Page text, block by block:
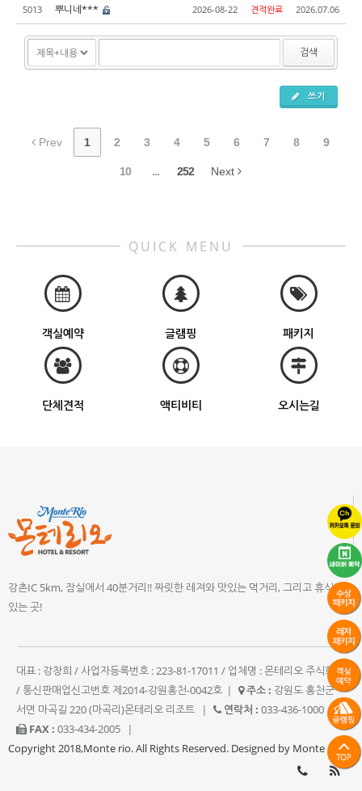
5013 뿌니네*** 2026-08-22 견적완료 2026.07.06
검색
쓰기
Prev 1 2 3 4 5 6 7 8 9
10 ... 252 Next
QUICK MENU
객실예약 글램핑 패키지
단체견적 액티비티 오시는길
강촌IC 5km, 잠실에서 40분거리!! 짜릿한 레져와 맛있는 먹거리, 그리고 휴식이
있는 곳!
대표 : 강창희 / 사업자등록번호 : 223-81-17011 / 업체명 : 몬테리오 주식회사
/ 통신판매업신고번호 제2014-강원홍천-0042호 | 주소 : 강원도 홍천군
서면 마곡길 220 (마곡리)몬테리오 리조트
| 연락처 : 033-436-1000
|
FAX : 033-434-2005
|
Copyright 2018,Monte rio. All Rights Reserved. Designed by Monte rio.